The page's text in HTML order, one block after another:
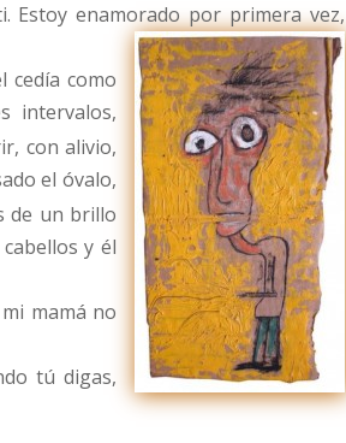
Estoy enamorado por primera vez,
cedía como
intervalos,
con alivio,
el óvalo,
de un brillo
y él
mamá no
tú digas,